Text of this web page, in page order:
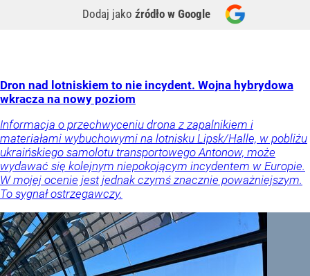
Dodaj jako źródło w Google
Dron nad lotniskiem to nie incydent. Wojna hybrydowa
wkracza na nowy poziom
Informacja o przechwyceniu drona z zapalnikiem i
materiałami wybuchowymi na lotnisku Lipsk/Halle, w pobliżu
ukraińskiego samolotu transportowego Antonow, może
wydawać się kolejnym niepokojącym incydentem w Europie.
W mojej ocenie jest jednak czymś znacznie poważniejszym.
To sygnał ostrzegawczy.